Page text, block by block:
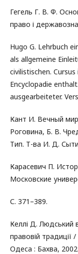
Гегель Г. В. Ф.
право і
Hugo G. Lehrbuch
als allgemeine
civilistischen.
Encyclopadie
ausgearbeiteter.
Кант И. Вечный
Роговина, Б. В.
Тип. Т-ва И. Д.
Карасевич П.
Московские
С. 371–389.
Келлі Д. Людський
правовій традиції
Одеса : Бахва,